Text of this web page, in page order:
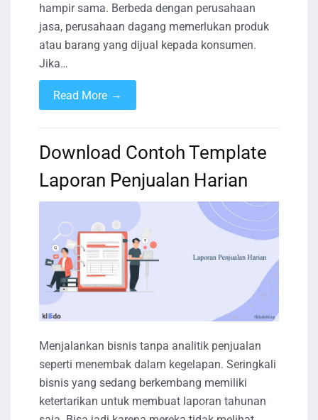
hampir sama. Berbeda dengan perusahaan
jasa, perusahaan dagang memerlukan produk
atau barang yang dijual kepada konsumen.
Jika…
Read More →
Download Contoh Template
Laporan Penjualan Harian
Menjalankan bisnis tanpa analitik penjualan
seperti menembak dalam kegelapan. Seringkali
bisnis yang sedang berkembang memiliki
ketertarikan untuk membuat laporan tahunan